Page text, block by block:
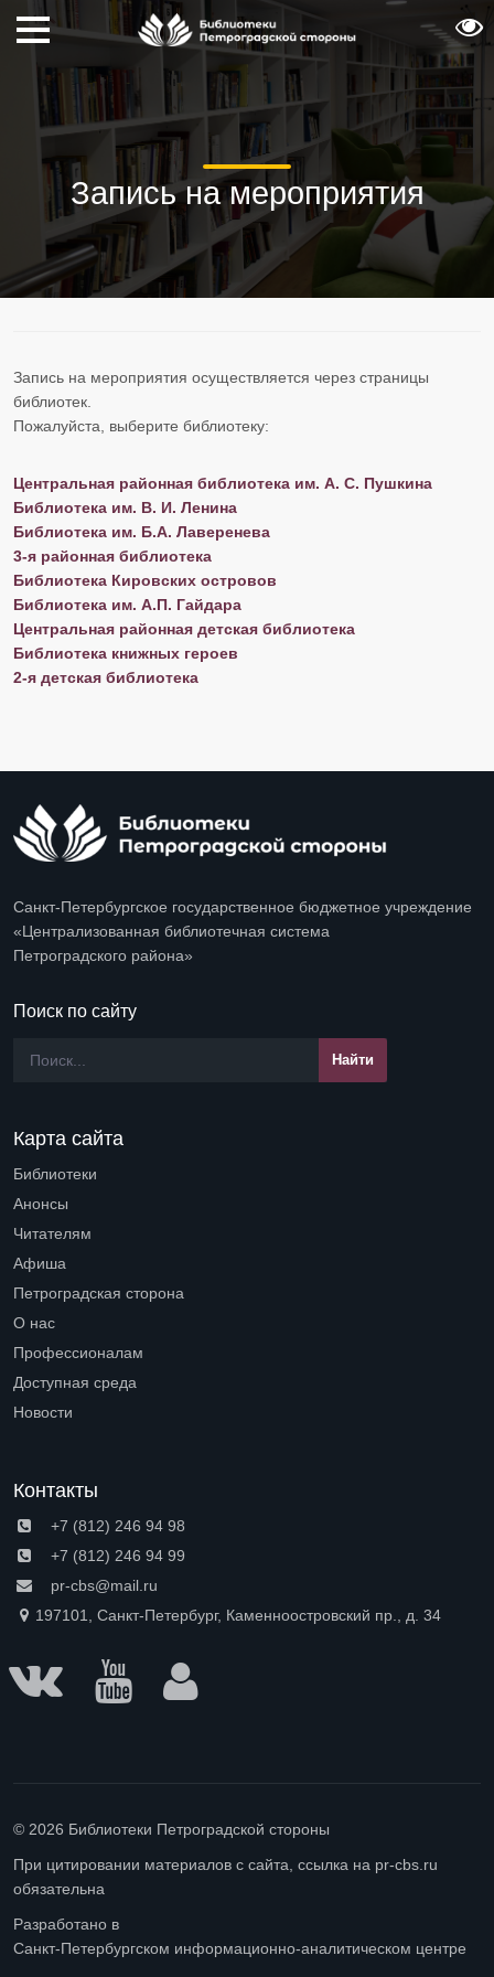
Запись на мероприятия
Запись на мероприятия осуществляется через страницы
библиотек.
​​​​​​​Пожалуйста, выберите библиотеку:
Центральная районная библиотека им. А. С. Пушкина
​​​​​​​Библиотека им. В. И. Ленина
​​​​​​​Библиотека им. Б.А. Лаверенева
​​​​​​​3-я районная библиотека
Библиотека Кировских островов
Библиотека им. А.П. Гайдара​​​​​​​
Центральная районная детская библиотека
​​​​​​​Библиотека книжных героев
​​​​​​​2-я детская библиотека​​​​​​​
Санкт-Петербургское государственное бюджетное учреждение
«Централизованная библиотечная система
Петроградского района»
Поиск по сайту
Карта сайта
Библиотеки
Анонсы
Читателям
Афиша
Петроградская сторона
О нас
Профессионалам
Доступная среда
Новости
Контакты
+7 (812) 246 94 98
+7 (812) 246 94 99
pr-cbs@mail.ru
197101, Санкт-Петербург, Каменноостровский пр., д. 34
© 2026 Библиотеки Петроградской стороны
При цитировании материалов с сайта, ссылка на pr-cbs.ru
обязательна
Разработано в
Санкт-Петербургском информационно-аналитическом центре